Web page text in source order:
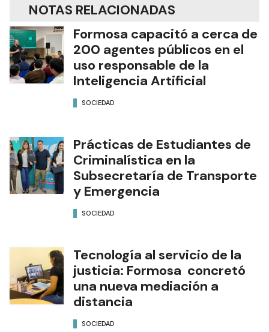
NOTAS RELACIONADAS
Formosa capacitó a cerca de
200 agentes públicos en el
uso responsable de la
Inteligencia Artificial
SOCIEDAD
Prácticas de Estudiantes de
Criminalística en la
Subsecretaría de Transporte
y Emergencia
SOCIEDAD
Tecnología al servicio de la
justicia: Formosa concretó
una nueva mediación a
distancia
SOCIEDAD